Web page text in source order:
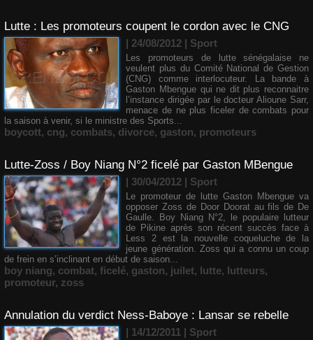
Lutte : Les promoteurs coupent le cordon avec le CNG
| 24/08/2012 | Sport
Les promoteurs de lutte sénégalaise ne
veulent plus du Comité National de Gestion
(CNG) comme interlocuteur. La bande à
Gaston Mbengue qui ne dit plus reconnaitre
l’instance dirigée par le docteur Alioune Sarr,
menace de ne plus ficeler de combats pour
la saison à venir, si le ministre des Sports...
boycott, cng, combats, divorce, gaston, promoteurs
Lutte-Zoss / Boy Niang N°2 ficelé par Gaston MBengue
| 30/04/2012 | Sport
Le promoteur de lutte Gaston Mbengue va
opposer Zoss de Door Doorat au fils de De
Gaulle. Boy Niang N°2, le populaire lutteur
de Pikine après son récent succès face à
Less 2 est la nouvelle coqueluche de la
jeune génération. Zoss qui a connu un coup
de frein en s’inclinant en début de saison...
boy niang, combat, ficelé, gaston, juilet, lutte, lutteurs,
promoteur, zoss
Annulation du verdict Ness-Baboye : Lansar se rebelle
| 14/12/2011 | Sport